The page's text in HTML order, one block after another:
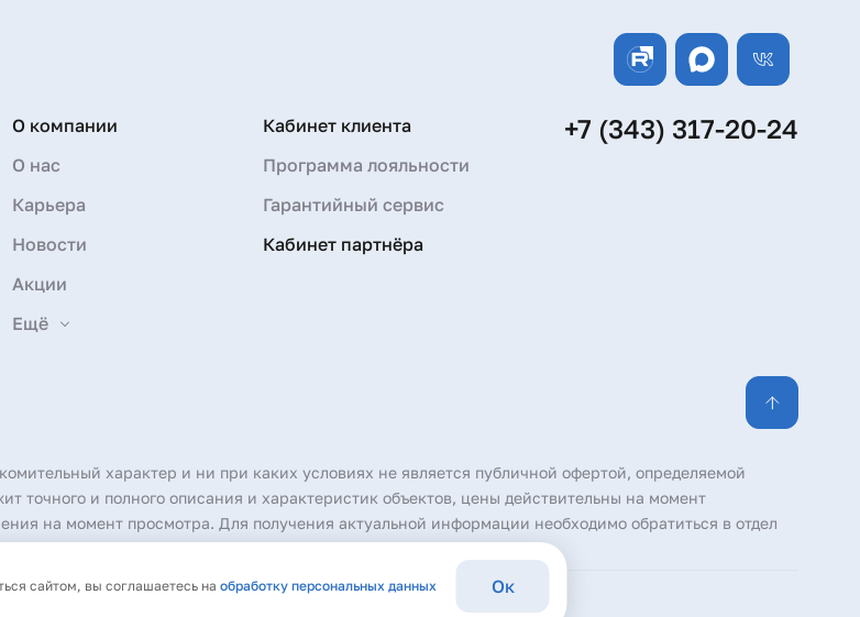
О компании
О нас
Карьера
Новости
Акции
Ещё
Кабинет клиента
Программа лояльности
Гарантийный сервис
Кабинет партнёра
+7 (343) 317-20-24
характер и ни при каких условиях не является публичной офертой, определяемой
точного и полного описания и характеристик объектов, цены действительны на момент
на момент просмотра. Для получения актуальной информации необходимо обратиться в отдел
согласия правообладателя не допускаются.
обработки персональных данных
сайтом, вы соглашаетесь на обработку персональных данных Ок